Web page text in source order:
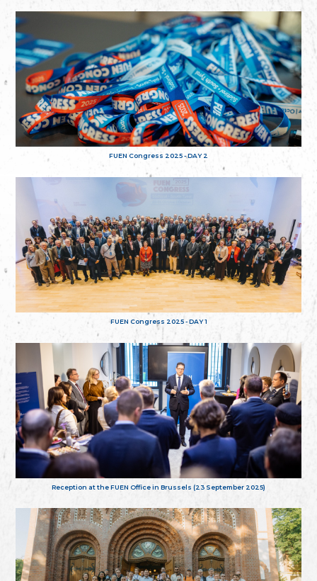
FUEN Congress 2025 - DAY 2
FUEN Congress 2025 - DAY 1
Reception at the FUEN Office in Brussels (23 September 2025)